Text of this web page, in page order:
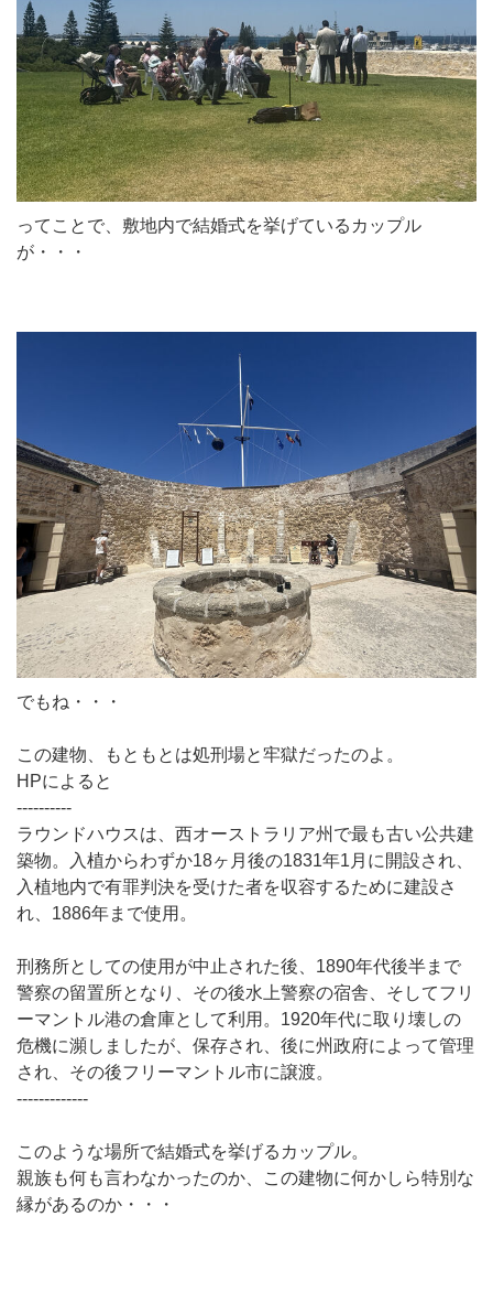
ってことで、敷地内で結婚式を挙げているカップル
が・・・
でもね・・・
この建物、もともとは処刑場と牢獄だったのよ。
HPによると
----------
ラウンドハウスは、西オーストラリア州で最も古い公共建
築物。入植からわずか18ヶ月後の1831年1月に開設され、
入植地内で有罪判決を受けた者を収容するために建設さ
れ、1886年まで使用。
刑務所としての使用が中止された後、1890年代後半まで
警察の留置所となり、その後水上警察の宿舎、そしてフリ
ーマントル港の倉庫として利用。1920年代に取り壊しの
危機に瀕しましたが、保存され、後に州政府によって管理
され、その後フリーマントル市に譲渡。
-------------
このような場所で結婚式を挙げるカップル。
親族も何も言わなかったのか、この建物に何かしら特別な
縁があるのか・・・